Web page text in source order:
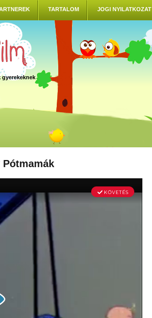
TARTALOM JOGI NYILATKOZAT
gyerekeknek